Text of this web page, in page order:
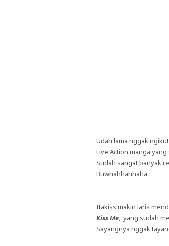
Udah lama nggak
Live Action manga
Sudah sangat banyak
Buwhahhahhaha.
Itakiss makin laris
Kiss Me, yang sudah
Sayangnya nggak